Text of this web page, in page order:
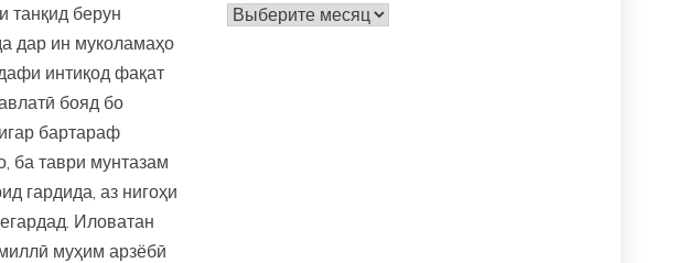
танқид берун
дар ин муколамаҳо
интиқод фақат
бояд бо
бартараф
ба таври мунтазам
гардида, аз нигоҳи
Иловатан
муҳим арзёбӣ
Анбор